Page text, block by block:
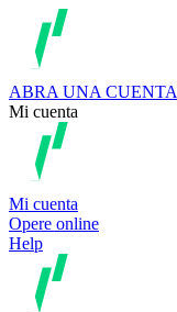
ABRA UNA CUENTA
Mi cuenta
Mi cuenta
Opere online
Help